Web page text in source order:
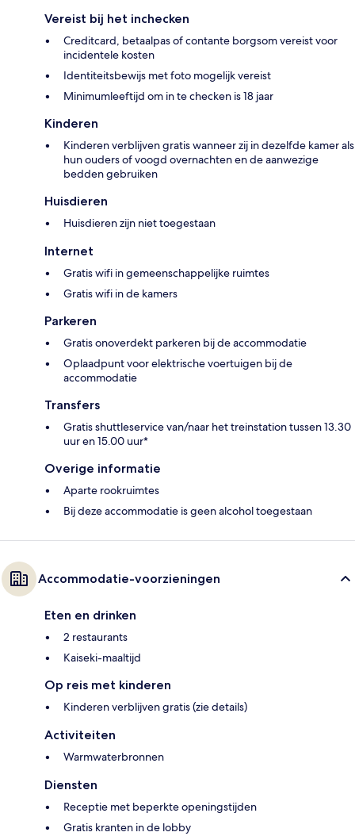
Vereist bij het inchecken
Creditcard, betaalpas of contante borgsom vereist voor
incidentele kosten
Identiteitsbewijs met foto mogelijk vereist
Minimumleeftijd om in te checken is 18 jaar
Kinderen
Kinderen verblijven gratis wanneer zij in dezelfde kamer als
hun ouders of voogd overnachten en de aanwezige
bedden gebruiken
Huisdieren
Huisdieren zijn niet toegestaan
Internet
Gratis wifi in gemeenschappelijke ruimtes
Gratis wifi in de kamers
Parkeren
Gratis onoverdekt parkeren bij de accommodatie
Oplaadpunt voor elektrische voertuigen bij de
accommodatie
Transfers
Gratis shuttleservice van/naar het treinstation tussen 13.30
uur en 15.00 uur*
Overige informatie
Aparte rookruimtes
Bij deze accommodatie is geen alcohol toegestaan
Accommodatie-voorzieningen
Eten en drinken
2 restaurants
Kaiseki-maaltijd
Op reis met kinderen
Kinderen verblijven gratis (zie details)
Activiteiten
Warmwaterbronnen
Diensten
Receptie met beperkte openingstijden
Gratis kranten in de lobby